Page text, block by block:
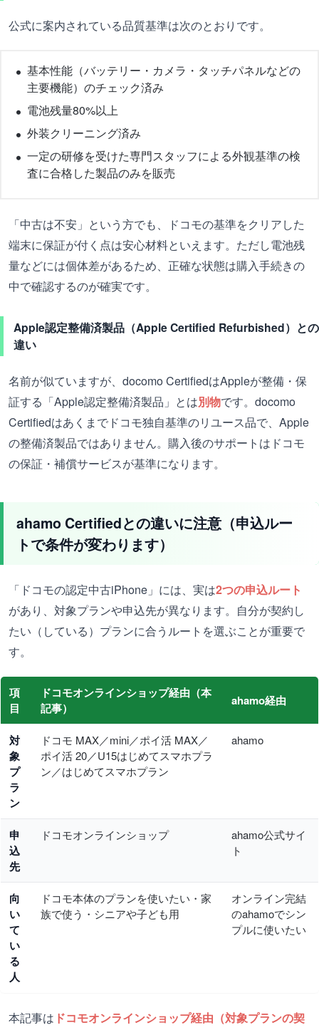
公式に案内されている品質基準は次のとおりです。
基本性能（バッテリー・カメラ・タッチパネルなどの
主要機能）のチェック済み
電池残量80%以上
外装クリーニング済み
一定の研修を受けた専門スタッフによる外観基準の検
査に合格した製品のみを販売
「中古は不安」という方でも、ドコモの基準をクリアした
端末に保証が付く点は安心材料といえます。ただし電池残
量などには個体差があるため、正確な状態は購入手続きの
中で確認するのが確実です。
Apple認定整備済製品（Apple Certified Refurbished）との
違い
名前が似ていますが、docomo CertifiedはAppleが整備・保
証する「Apple認定整備済製品」とは別物です。docomo
Certifiedはあくまでドコモ独自基準のリユース品で、Apple
の整備済製品ではありません。購入後のサポートはドコモ
の保証・補償サービスが基準になります。
ahamo Certifiedとの違いに注意（申込ルー
トで条件が変わります）
「ドコモの認定中古iPhone」には、実は2つの申込ルート
があり、対象プランや申込先が異なります。自分が契約し
たい（している）プランに合うルートを選ぶことが重要で
す。
項
目
ドコモオンラインショップ経由（本
記事）
ahamo経由
対
象
プ
ラ
ン
ドコモ MAX／mini／ポイ活 MAX／
ポイ活 20／U15はじめてスマホプラ
ン／はじめてスマホプラン
ahamo
申
込
先
ドコモオンラインショップ
ahamo公式サイ
ト
向
い
て
い
る
人
ドコモ本体のプランを使いたい・家
族で使う・シニアや子ども用
オンライン完結
のahamoでシン
プルに使いたい
本記事は ドコモオンラインショップ経由（対象プランの契